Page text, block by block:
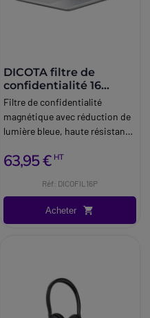
DICOTA filtre de
confidentialité 16
pouces
Filtre de confidentialité
magnétique avec réduction de
lumière bleue, haute résistance
du tactile, compatible avec
63,95 € HT
Réf: DICOFIL16P
Acheter